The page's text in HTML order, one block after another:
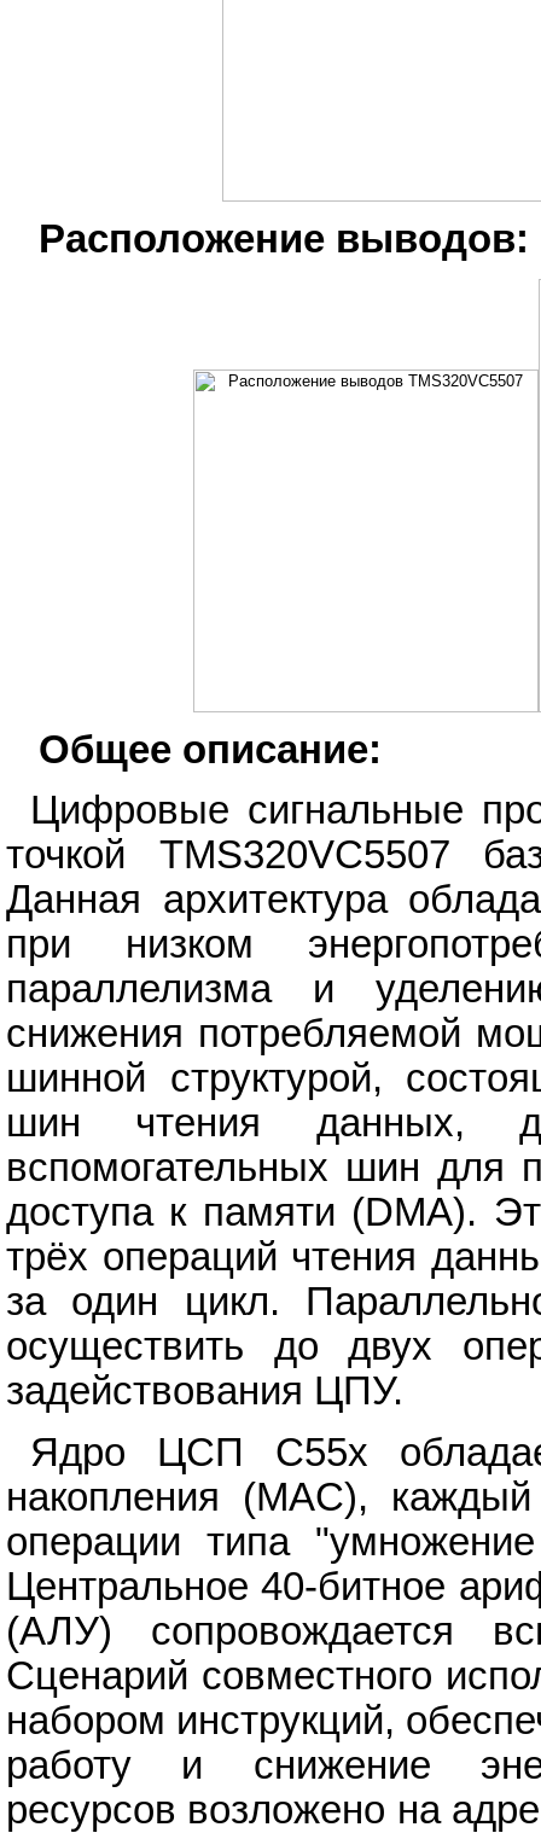
Расположение выводов:
Общее описание:
Цифровые сигнальные
точкой TMS320VC5507
Данная архитектура
при низком
параллелизма и
снижения потребляемой
шинной структурой,
шин чтения данных,
вспомогательных шин для
доступа к памяти (DMA).
трёх операций чтения
за один цикл.
осуществить до двух
задействования ЦПУ.
Ядро ЦСП C55x
накопления (MAC),
операции типа
Центральное 40-битное
(АЛУ) сопровождается
Сценарий совместного
набором инструкций,
работу и снижение
ресурсов возложено на